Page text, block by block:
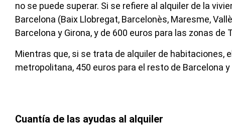
no se puede superar. Si se refiere al alquiler de la
Barcelona (Baix Llobregat, Barcelonès, Maresme,
Barcelona y Girona, y de 600 euros para las zonas de
Mientras que, si se trata de alquiler de habitaciones,
metropolitana, 450 euros para el resto de Barcelona
Cuantía de las ayudas al alquiler